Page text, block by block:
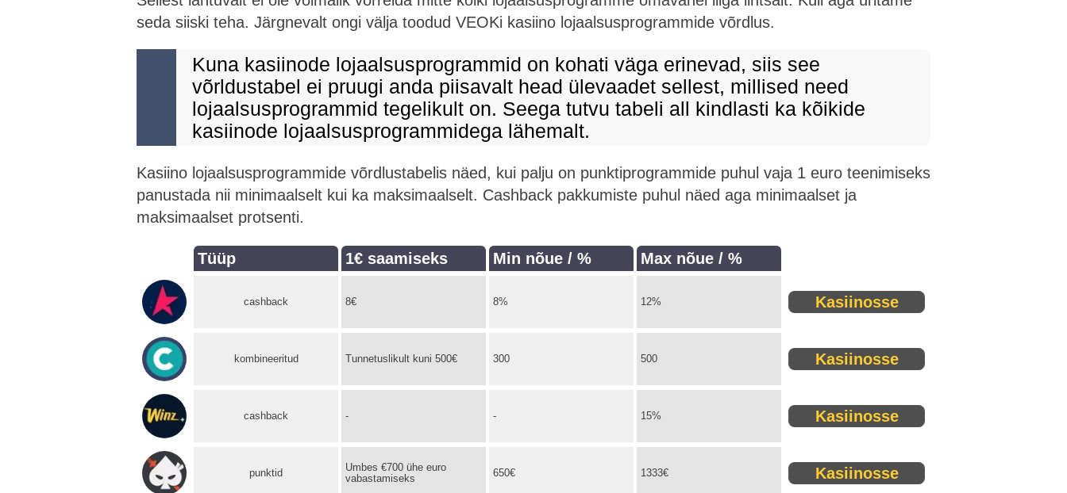
seda siiski teha. Järgnevalt ongi välja toodud VEOKi kasiino lojaalsusprogrammide võrdlus.
Kuna kasiinode lojaalsusprogrammid on kohati väga erinevad, siis see
võrldustabel ei pruugi anda piisavalt head ülevaadet sellest, millised need
lojaalsusprogrammid tegelikult on. Seega tutvu tabeli all kindlasti ka kõikide
kasiinode lojaalsusprogrammidega lähemalt.
Kasiino lojaalsusprogrammide võrdlustabelis näed, kui palju on punktiprogrammide puhul vaja 1 euro teenimiseks
panustada nii minimaalselt kui ka maksimaalselt. Cashback pakkumiste puhul näed aga minimaalset ja
maksimaalset protsenti.
Tüüp 1€ saamiseks Min nõue / % Max nõue / %
cashback 8€ 8% 12% Kasiinosse
kombineeritud Tunnetuslikult kuni 500€ 300 500 Kasiinosse
cashback - - 15% Kasiinosse
punktid
Umbes €700 ühe euro
vabastamiseks
650€ 1333€ Kasiinosse